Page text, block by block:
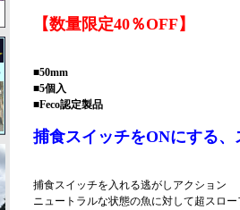
【数量限定40％OFF】
■50mm
■5個入
■Feco認定製品
捕食スイッチをONにする
捕食スイッチを入れる逃がしアクション
ニュートラルな状態の魚に対して超スロ